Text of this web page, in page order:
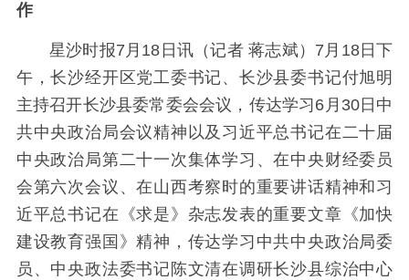
作
星沙时报7月18日讯（记者 蒋志斌）7月18日下
午，长沙经开区党工委书记、长沙县委书记付旭明
主持召开长沙县委常委会会议，传达学习6月30日中
共中央政治局会议精神以及习近平总书记在二十届
中央政治局第二十一次集体学习、在中央财经委员
会第六次会议、在山西考察时的重要讲话精神和习
近平总书记在《求是》杂志发表的重要文章《加快
建设教育强国》精神，传达学习中共中央政治局委
员、中央政法委书记陈文清在调研长沙县综治中心